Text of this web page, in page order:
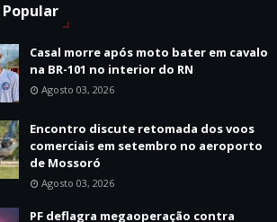
Casal morre após moto bater em cavalo
na BR-101 no interior do RN
Agosto 03, 2026
Encontro discute retomada dos voos
comerciais em setembro no aeroporto
de Mossoró
Agosto 03, 2026
PF deflagra megaoperação contra